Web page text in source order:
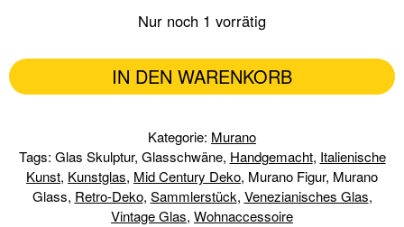
Nur noch 1 vorrätig
IN DEN WARENKORB
Kategorie: Murano
Tags: Glas Skulptur, Glasschwäne, Handgemacht, Italienische
Kunst, Kunstglas, Mid Century Deko, Murano Figur, Murano
Glass, Retro-Deko, Sammlerstück, Venezianisches Glas,
Vintage Glas, Wohnaccessoire